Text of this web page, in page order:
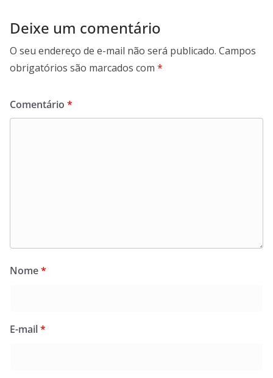
Deixe um comentário
O seu endereço de e-mail não será publicado. Campos
obrigatórios são marcados com *
Comentário *
Nome*
E-mail*